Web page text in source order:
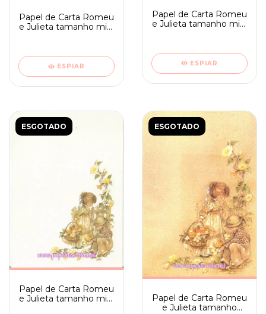
Papel de Carta Romeu
e Julieta tamanho mini
ESPIAR
Papel de Carta Romeu
e Julieta tamanho mini
ESPIAR
ESGOTADO
Papel de Carta Romeu
e Julieta tamanho mini
ESGOTADO
Papel de Carta Romeu
e Julieta tamanho